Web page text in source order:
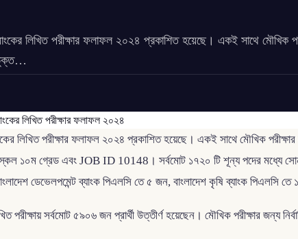
লিখিত পরীক্ষার ফলাফল ২০২৪ প্রকাশিত হয়েছে। একই সাথে মৌখিক
লিখিত পরীক্ষার ফলাফল ২০২৪ প্রকাশিত হয়েছে। একই সাথে মৌখিক
১০ম গ্রেড এবং JOB ID 10148। সর্বমোট ১৭২০ টি শূন্য পদের মধ্যে
ডেভেলপমেন্ট ব্যাংক পিএলসি তে ৫ জন, বাংলাদেশ কৃষি ব্যাংক পিএলসি
পরীক্ষায় সর্বমোট ৫৯০৬ জন প্রার্থী উত্তীর্ণ হয়েছেন। মৌখিক পরীক্ষার জন্য